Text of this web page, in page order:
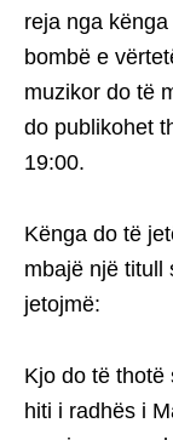
reja nga
bombë e
muzikor do të
do publikohet
19:00.
Kënga do të
mbajë një titull
jetojmë:
Kjo do të thotë
hiti i radhës i